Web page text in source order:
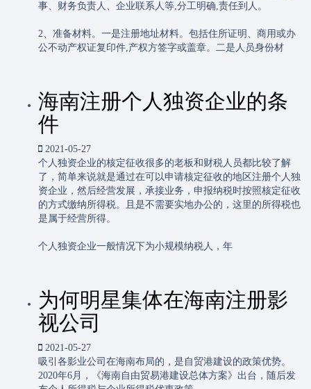
事、财务负责人、企业联系人等,分工明确,责任到人。
2、准备材料。一是注册地址材料。包括住所证明、商用或办
公不动产权证复印件,产权方签字或盖章。二是人员身份材
海南注册个人独资企业的条
件
2021-05-27
个人独资企业的核定征收很多的老板和财税人员都比较了解
了，简单来说就是通过在可以申请核定征收的地区注册个人独
资企业，然后经营发展，承接业务，申报纳税时按照核定征收
的方式缴纳所得税。且是不需要实地办公的，这里的所得税也
是属于经营所得。
个人独资企业一般情况下为小规模纳税人，年
为何明星集体在海南注册影
视公司
2021-05-27
吸引各影业公司在海南布局的，是自贸港建设的政策优势。
2020年6月，《海南自由贸易港建设总体方案》出台，随后发